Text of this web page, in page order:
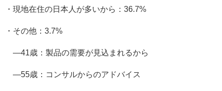
・現地在住の日本人が多いから：36.7%
・その他：3.7%
―41歳：製品の需要が見込まれるから
―55歳：コンサルからのアドバイス